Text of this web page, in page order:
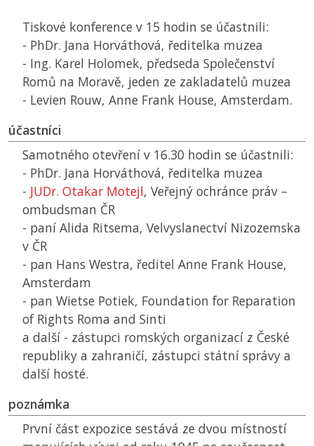
Tiskové konference v 15 hodin se účastnili:
- PhDr. Jana Horváthová, ředitelka muzea
- Ing. Karel Holomek, předseda Společenství
Romů na Moravě, jeden ze zakladatelů muzea
- Levien Rouw, Anne Frank House, Amsterdam.
účastníci
Samotného otevření v 16.30 hodin se účastnili:
- PhDr. Jana Horváthová, ředitelka muzea
- JUDr. Otakar Motejl, Veřejný ochránce práv –
ombudsman ČR
- paní Alida Ritsema, Velvyslanectví Nizozemska
v ČR
- pan Hans Westra, ředitel Anne Frank House,
Amsterdam
- pan Wietse Potiek, Foundation for Reparation
of Rights Roma and Sinti
a další - zástupci romských organizací z České
republiky a zahraničí, zástupci státní správy a
další hosté.
poznámka
První část expozice sestává ze dvou místností